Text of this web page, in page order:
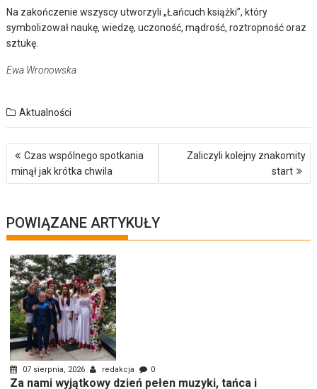
Na zakończenie wszyscy utworzyli „Łańcuch książki”, który
symbolizował naukę, wiedzę, uczoność, mądrość, roztropność oraz
sztukę.
Ewa Wronowska
Aktualności
Nawigacja
wpisu
Czas wspólnego spotkania
minął jak krótka chwila
Zaliczyli kolejny znakomity
start
POWIĄZANE ARTYKUŁY
07 sierpnia, 2026 redakcja 0
Za nami wyjątkowy dzień pełen muzyki, tańca i